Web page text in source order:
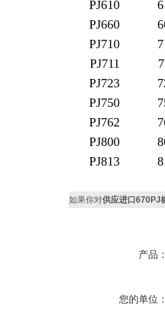
PJ610
PJ660
PJ710
PJ711
PJ723
PJ750
PJ762
PJ800
PJ813
如果你对供应进口670PJ
产品
您的单位